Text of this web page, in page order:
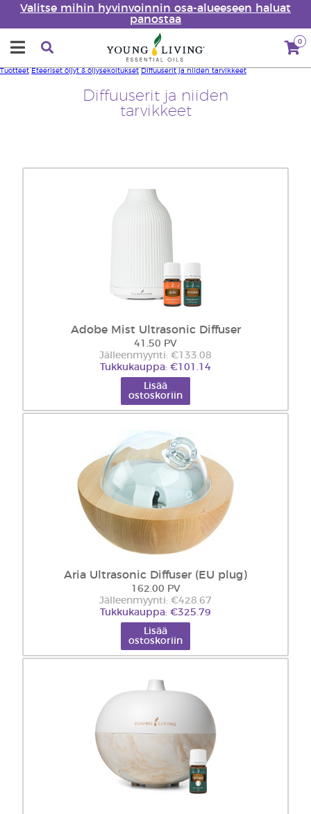
Valitse mihin hyvinvoinnin osa-alueeseen haluat
panostaa
0
Diffuuserit ja niiden
tarvikkeet
Tuotteet Eteeriset öljyt & öljysekoitukset Diffuuserit ja niiden tarvikkeet
Adobe Mist Ultrasonic Diffuser
41.50 PV
Jälleenmyynti: €133.08
Tukkukauppa: €101.14
Lisää
ostoskoriin
Aria Ultrasonic Diffuser (EU plug)
162.00 PV
Jälleenmyynti: €428.67
Tukkukauppa: €325.79
Lisää
ostoskoriin